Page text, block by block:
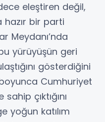
eleştiren değil,
bir parti
Meydanı’nda
yürüyüşün geri
gösterdiğini
Cumhuriyet
çıktığını
yoğun katılım